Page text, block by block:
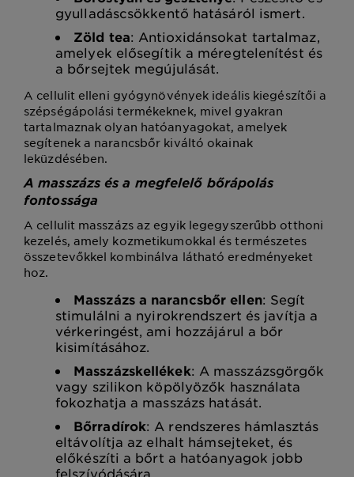
gyulladáscsökkentő hatásáról ismert.
Zöld tea: Antioxidánsokat tartalmaz,
amelyek elősegítik a méregtelenítést és
a bőrsejtek megújulását.
A cellulit elleni gyógynövények ideális kiegészítői a
szépségápolási termékeknek, mivel gyakran
tartalmaznak olyan hatóanyagokat, amelyek
segítenek a narancsbőr kiváltó okainak
leküzdésében.
A masszázs és a megfelelő bőrápolás
fontossága
A cellulit masszázs az egyik legegyszerűbb otthoni
kezelés, amely kozmetikumokkal és természetes
összetevőkkel kombinálva látható eredményeket
hoz.
Masszázs a narancsbőr ellen: Segít
stimulálni a nyirokrendszert és javítja a
vérkeringést, ami hozzájárul a bőr
kisimításához.
Masszázskellékek: A masszázsgörgők
vagy szilikon köpölyözők használata
fokozhatja a masszázs hatását.
Bőrradírok: A rendszeres hámlasztás
eltávolítja az elhalt hámsejteket, és
előkészíti a bőrt a hatóanyagok jobb
felszívódására.